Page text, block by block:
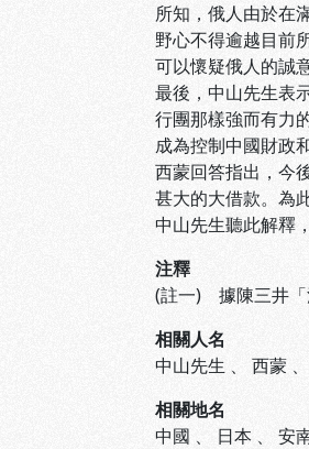
所知，俄人由於在
野心不得逾越目前
可以懷疑俄人的誠
最後，中山先生表
行團那樣強而有力
成為控制中國財政
西蒙回答指出，今
甚大的大借款。為
中山先生聽此解釋
注釋
(註一) 據陳三井「
相關人名
中山先生 、 西蒙 、
相關地名
中國 、 日本 、 安